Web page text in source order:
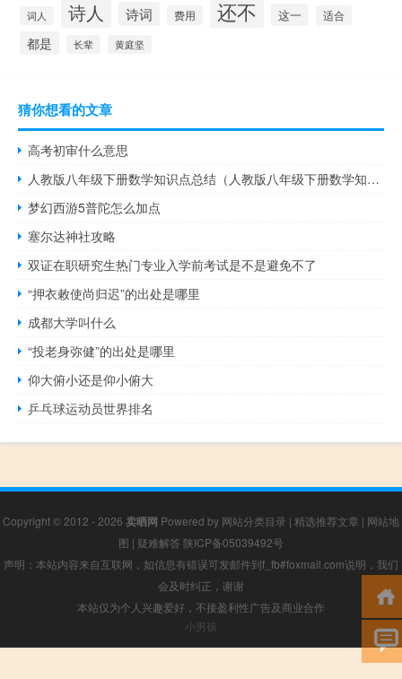
词人 诗人 诗词 费用 还不 这一 适合
都是 长辈 黄庭坚
猜你想看的文章
高考初审什么意思
人教版八年级下册数学知识点总结（人教版八年级下册数学知识点）
梦幻西游5普陀怎么加点
塞尔达神社攻略
双证在职研究生热门专业入学前考试是不是避免不了
“押衣敕使尚归迟”的出处是哪里
成都大学叫什么
“投老身弥健”的出处是哪里
仰大俯小还是仰小俯大
乒乓球运动员世界排名
Copyright © 2012 - 2026 卖晒网 Powered by 网站分类目录 | 精选推荐文章 | 网站地
图 | 疑难解答 陕ICP备05039492号
声明：本站内容来自互联网，如信息有错误可发邮件到f_fb#foxmail.com说明，我们
会及时纠正，谢谢
本站仅为个人兴趣爱好，不接盈利性广告及商业合作
小男孩